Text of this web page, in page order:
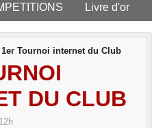
Livre d'or
1er Tournoi internet du Club
DU CLUB